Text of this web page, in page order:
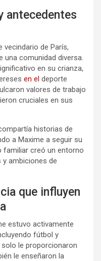
antecedentes
vecindario de París,
una comunidad diversa.
en su crianza,
en el deporte
valores de trabajo
cruciales en sus
historias de
a Maxime a seguir su
familiar creó un entorno
ambiciones de
que influyen
estuvo activamente
fútbol y
le proporcionaron
le enseñaron la